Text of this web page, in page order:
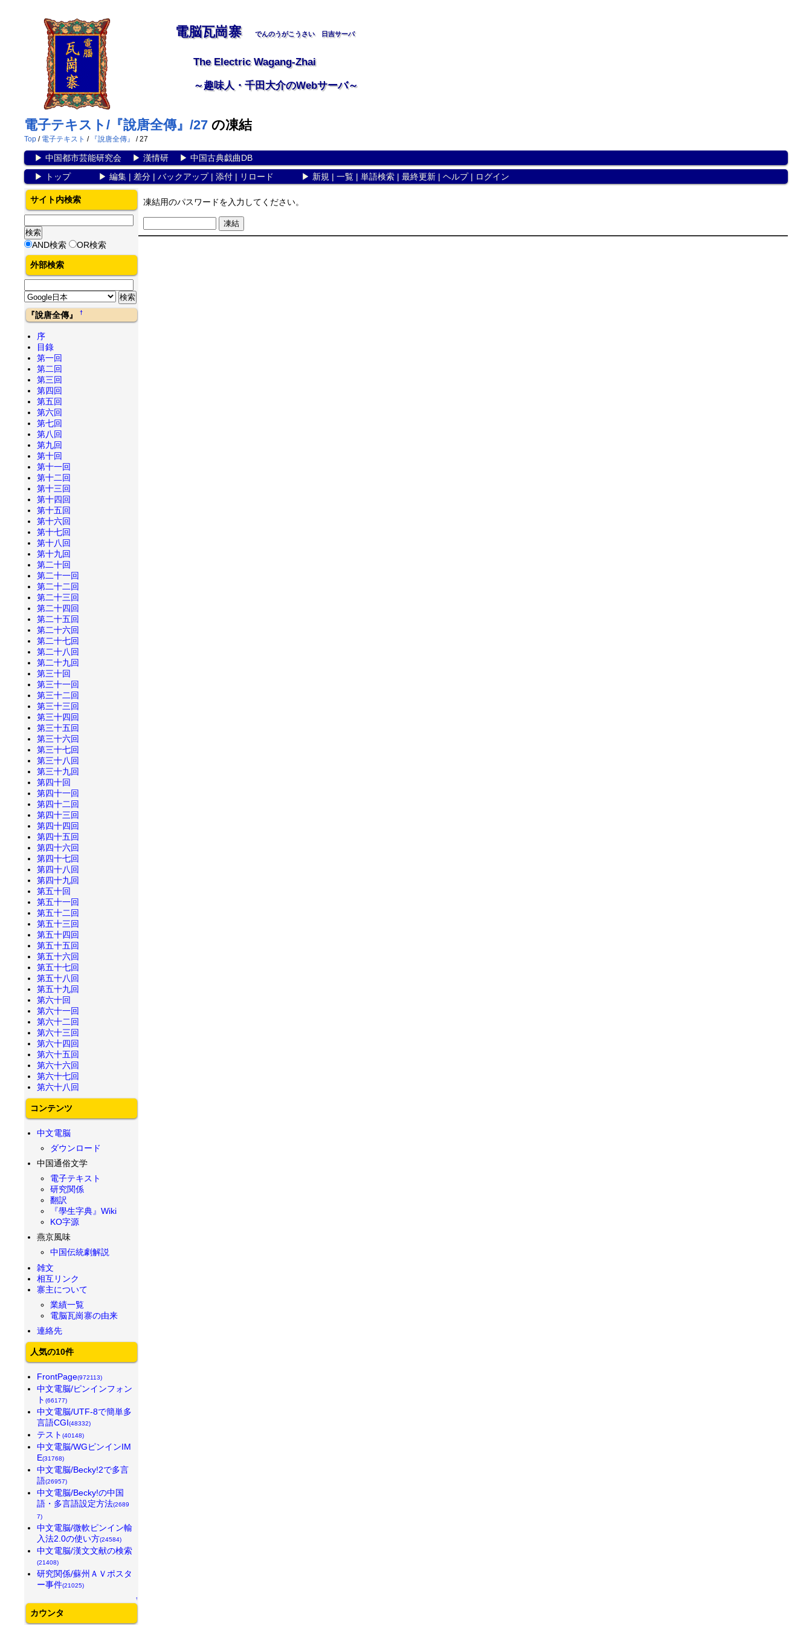
電脳瓦崗寨 でんのうがこうさい 日吉サーバ
The Electric Wagang-Zhai
～趣味人・千田大介のWebサーバ～
電子テキスト/『說唐全傳』/27の凍結
Top/ 電子テキスト / 『說唐全傳』 / 27
▶ 中国都市芸能研究会▶ 漢情研▶ 中国古典戯曲DB
▶
トップ▶ 編集| 差分| バックアップ| 添付| リロード ▶ 新規 | 一覧| 単語検索| 最終更新| ヘルプ| ログイン
凍結用のパスワードを入力してください。
サイト内検索
AND検索 OR検索
外部検索
『說唐全傳』†
序
目錄
第一回
第二回
第三回
第四回
第五回
第六回
第七回
第八回
第九回
第十回
第十一回
第十二回
第十三回
第十四回
第十五回
第十六回
第十七回
第十八回
第十九回
第二十回
第二十一回
第二十二回
第二十三回
第二十四回
第二十五回
第二十六回
第二十七回
第二十八回
第二十九回
第三十回
第三十一回
第三十二回
第三十三回
第三十四回
第三十五回
第三十六回
第三十七回
第三十八回
第三十九回
第四十回
第四十一回
第四十二回
第四十三回
第四十四回
第四十五回
第四十六回
第四十七回
第四十八回
第四十九回
第五十回
第五十一回
第五十二回
第五十三回
第五十四回
第五十五回
第五十六回
第五十七回
第五十八回
第五十九回
第六十回
第六十一回
第六十二回
第六十三回
第六十四回
第六十五回
第六十六回
第六十七回
第六十八回
コンテンツ
中文電脳
ダウンロード
中国通俗文学
電子テキスト
研究関係
翻訳
『學生字典』Wiki
KO字源
燕京風味
中国伝統劇解説
雑文
相互リンク
寨主について
業績一覧
電脳瓦崗寨の由来
連絡先
人気の10件
FrontPage(972113)
中文電脳/ピンインフォン
ト(66177)
中文電脳/UTF-8で簡単多
言語CGI(48332)
テスト(40148)
中文電脳/WGピンインIM
E(31768)
中文電脳/Becky!2で多言
語(26957)
中文電脳/Becky!の中国
語・多言語設定方法(2689
7)
中文電脳/微軟ピンイン輸
入法2.0の使い方(24584)
中文電脳/漢文文献の検索
(21408)
研究関係/蘇州ＡＶポスタ
ー事件(21025)
↑
カウンタ